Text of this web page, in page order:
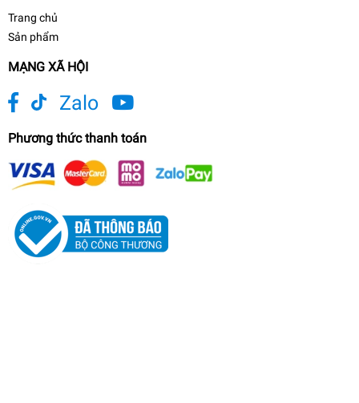
Trang chủ
Sản phẩm
MẠNG XÃ HỘI
Zalo
Phương thức thanh toán